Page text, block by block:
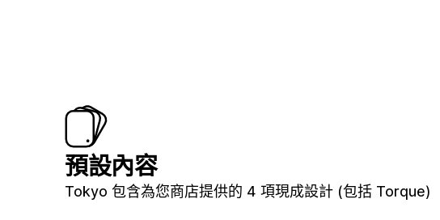
預設內容
Tokyo 包含為您商店提供的 4 項現成設計 (包括 Torque)